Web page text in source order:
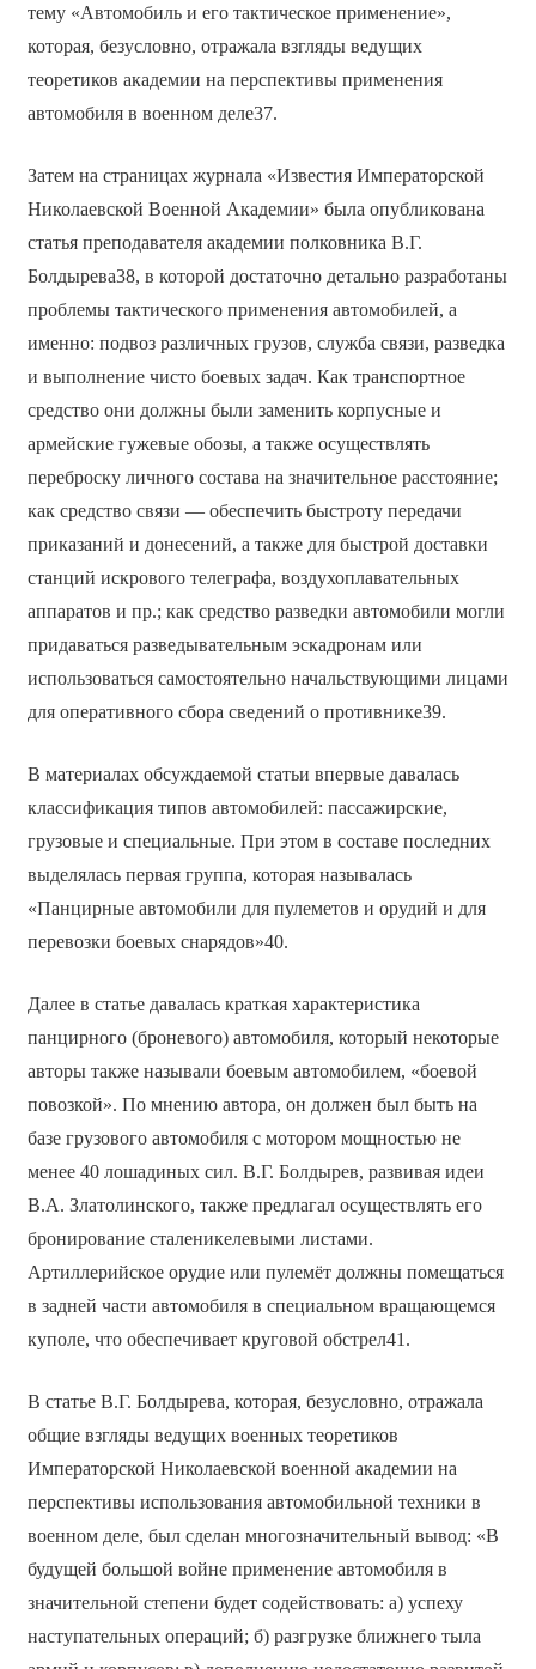
тему «Автомобиль и его тактическое применение»,
которая, безусловно, отражала взгляды ведущих
теоретиков академии на перспективы применения
автомобиля в военном деле37.
Затем на страницах журнала «Известия Императорской
Николаевской Военной Академии» была опубликована
статья преподавателя академии полковника В.Г.
Болдырева38, в которой достаточно детально разработаны
проблемы тактического применения автомобилей, а
именно: подвоз различных грузов, служба связи, разведка
и выполнение чисто боевых задач. Как транспортное
средство они должны были заменить корпусные и
армейские гужевые обозы, а также осуществлять
переброску личного состава на значительное расстояние;
как средство связи — обеспечить быстроту передачи
приказаний и донесений, а также для быстрой доставки
станций искрового телеграфа, воздухоплавательных
аппаратов и пр.; как средство разведки автомобили могли
придаваться разведывательным эскадронам или
использоваться самостоятельно начальствующими лицами
для оперативного сбора сведений о противнике39.
В материалах обсуждаемой статьи впервые давалась
классификация типов автомобилей: пассажирские,
грузовые и специальные. При этом в составе последних
выделялась первая группа, которая называлась
«Панцирные автомобили для пулеметов и орудий и для
перевозки боевых снарядов»40.
Далее в статье давалась краткая характеристика
панцирного (броневого) автомобиля, который некоторые
авторы также называли боевым автомобилем, «боевой
повозкой». По мнению автора, он должен был быть на
базе грузового автомобиля с мотором мощностью не
менее 40 лошадиных сил. В.Г. Болдырев, развивая идеи
В.А. Златолинского, также предлагал осуществлять его
бронирование сталеникелевыми листами.
Артиллерийское орудие или пулемёт должны помещаться
в задней части автомобиля в специальном вращающемся
куполе, что обеспечивает круговой обстрел41.
В статье В.Г. Болдырева, которая, безусловно, отражала
общие взгляды ведущих военных теоретиков
Императорской Николаевской военной академии на
перспективы использования автомобильной техники в
военном деле, был сделан многозначительный вывод: «В
будущей большой войне применение автомобиля в
значительной степени будет содействовать: а) успеху
наступательных операций; б) разгрузке ближнего тыла